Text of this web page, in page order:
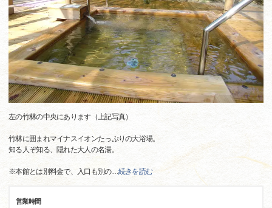
左の竹林の中央にあります（上記写真）
竹林に囲まれマイナスイオンたっぷりの大浴場。
知る人ぞ知る、隠れた大人の名湯。
※本館とは別料金で、入口も別の…続きを読む
営業時間